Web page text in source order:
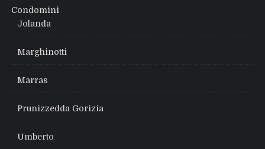
Condomini
Jolanda
Marghinotti
Marras
Prunizzedda Gorizia
Umberto